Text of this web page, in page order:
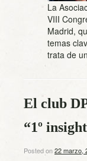
La
VIII
Madrid,
temas
trata de
El club
“1º
Posted on22 marzo,